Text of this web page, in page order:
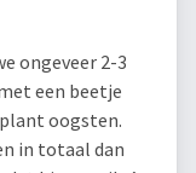
ongeveer 2-3
een beetje
oogsten.
in totaal dan